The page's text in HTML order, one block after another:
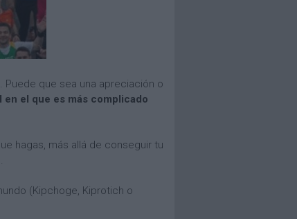
Puede que sea una apreciación o
en el que es más complicado
hagas, más allá de conseguir tu
(Kipchoge, Kiprotich o